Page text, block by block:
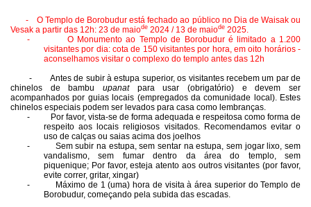
- O Templo de Borobudur está fechado ao público no Dia de Waisak ou
Vesak a partir das 12h: 23 de maiode 2024 / 13 de maiode 2025.
-
O Monumento ao Templo de Borobudur é limitado a 1.200
visitantes por dia: cota de 150 visitantes por hora, em oito horários -
aconselhamos visitar o complexo do templo antes das 12h
- Antes de subir à estupa superior, os visitantes recebem um par de
chinelos de bambu upanat para usar (obrigatório) e devem ser
acompanhados por guias locais (empregados da comunidade local). Estes
chinelos especiais podem ser levados para casa como lembranças.
-
Por favor, vista-se de forma adequada e respeitosa como forma de
respeito aos locais religiosos visitados. Recomendamos evitar o
uso de calças ou saias acima dos joelhos
-
Sem subir na estupa, sem sentar na estupa, sem jogar lixo, sem
vandalismo, sem fumar dentro da área do templo, sem
piquenique; Por favor, esteja atento aos outros visitantes (por favor,
evite correr, gritar, xingar)
-
Máximo de 1 (uma) hora de visita à área superior do Templo de
Borobudur, começando pela subida das escadas.